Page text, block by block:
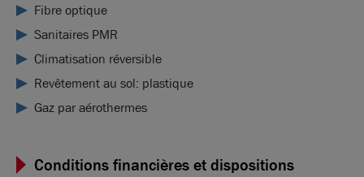
Fibre optique
Sanitaires PMR
Climatisation réversible
Revêtement au sol: plastique
Gaz par aérothermes
Conditions financières et dispositions